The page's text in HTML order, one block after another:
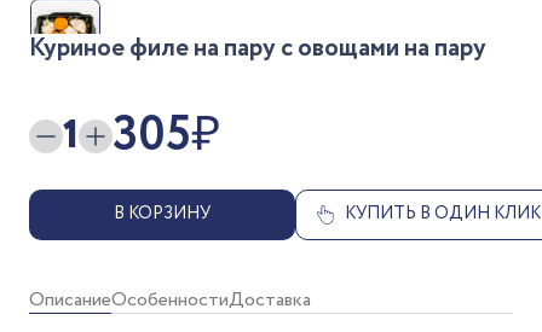
Куриное филе на пару с овощами на пару
1 305₽
В КОРЗИНУ КУПИТЬ В ОДИН КЛИК
ОписаниеОсобенностиДоставка